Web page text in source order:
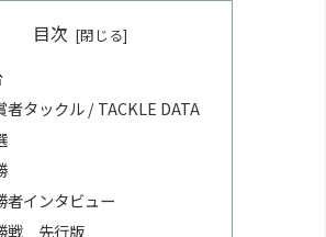
目次
者タックル / TACKLE DATA
者インタビュー
戦 先行版